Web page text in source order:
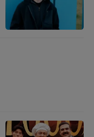
银监会和保监